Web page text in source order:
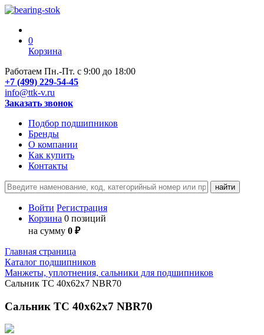
0
Корзина
Работаем Пн.-Пт. с 9:00 до 18:00
+7 (499) 229-54-45
info@ttk-v.ru
Заказать звонок
Подбор подшипников
Бренды
О компании
Как купить
Контакты
Войти Регистрация
Корзина 0 позиций
на сумму 0 ₽
Главная страница
Каталог подшипников
Манжеты, уплотнения, сальники для подшипников
Сальник TC 40x62x7 NBR70
Сальник TC 40x62x7 NBR70